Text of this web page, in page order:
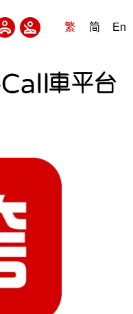
繁 简 En